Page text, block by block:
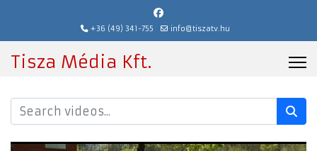
+36 (49) 341-755 info@tiszatv.hu
Tisza Média Kft.